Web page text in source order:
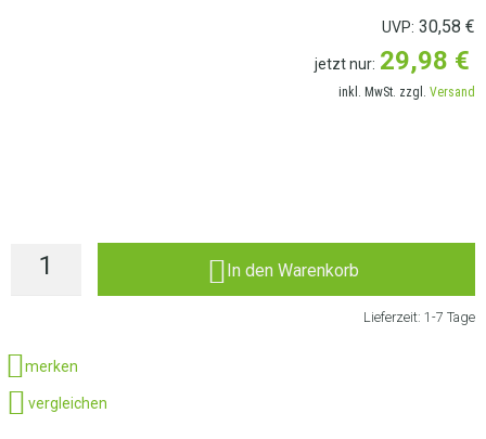
UVP: 30,58 €
jetzt nur: 29,98 €
inkl. MwSt. zzgl. Versand
In den Warenkorb
Lieferzeit: 1-7 Tage
merken
vergleichen